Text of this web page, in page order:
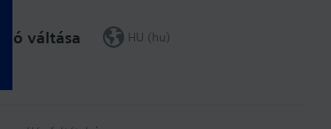
váltása HU (hu)